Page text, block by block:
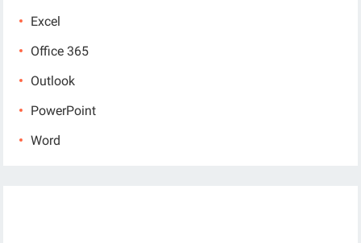
Excel
Office 365
Outlook
PowerPoint
Word